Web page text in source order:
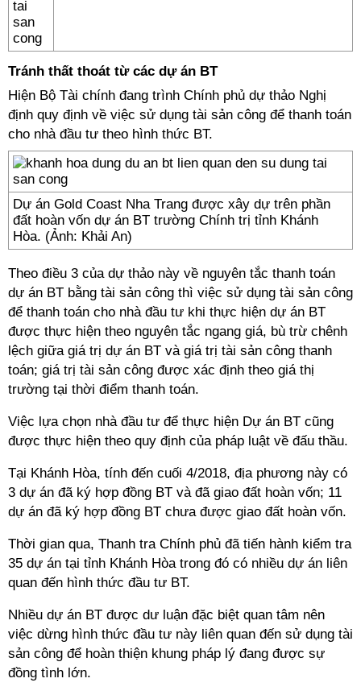
Tránh thất thoát từ các dự án BT
Hiện Bộ Tài chính đang trình Chính phủ dự thảo Nghị
định quy định về việc sử dụng tài sản công để thanh toán
cho nhà đầu tư theo hình thức BT.
Dự án Gold Coast Nha Trang được xây dự trên phần
đất hoàn vốn dự án BT trường Chính trị tỉnh Khánh
Hòa. (Ảnh: Khải An)
Theo điều 3 của dự thảo này về nguyên tắc thanh toán
dự án BT bằng tài sản công thì việc sử dụng tài sản công
để thanh toán cho nhà đầu tư khi thực hiện dự án BT
được thực hiện theo nguyên tắc ngang giá, bù trừ chênh
lệch giữa giá trị dự án BT và giá trị tài sản công thanh
toán; giá trị tài sản công được xác định theo giá thị
trường tại thời điểm thanh toán.
Việc lựa chọn nhà đầu tư để thực hiện Dự án BT cũng
được thực hiện theo quy định của pháp luật về đấu thầu.
Tại Khánh Hòa, tính đến cuối 4/2018, địa phương này có
3 dự án đã ký hợp đồng BT và đã giao đất hoàn vốn; 11
dự án đã ký hợp đồng BT chưa được giao đất hoàn vốn.
Thời gian qua, Thanh tra Chính phủ đã tiến hành kiểm tra
35 dự án tại tỉnh Khánh Hòa trong đó có nhiều dự án liên
quan đến hình thức đầu tư BT.
Nhiều dự án BT được dư luận đặc biệt quan tâm nên
việc dừng hình thức đầu tư này liên quan đến sử dụng tài
sản công để hoàn thiện khung pháp lý đang được sự
đồng tình lớn.